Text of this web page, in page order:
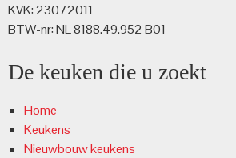
KVK: 23072011
BTW-nr: NL 8188.49.952 B01
De keuken die u zoekt
Home
Keukens
Nieuwbouw keukens